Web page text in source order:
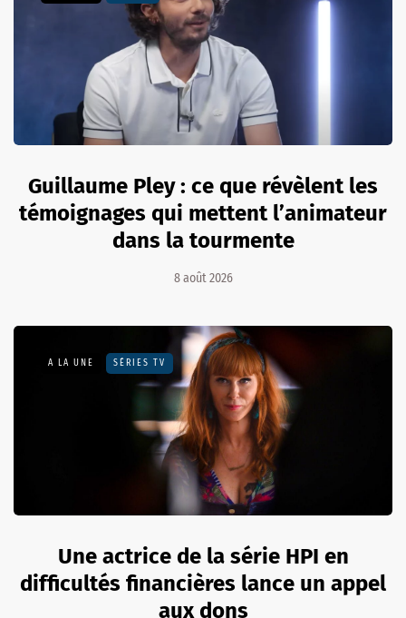
Guillaume Pley : ce que révèlent les
témoignages qui mettent l’animateur
dans la tourmente
8 août 2026
A LA UNE SÉRIES TV
Une actrice de la série HPI en
difficultés financières lance un appel
aux dons